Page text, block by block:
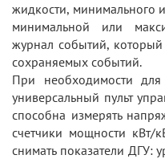
жидкости, минимального
минимальной или
журнал событий, который
сохраняемых событий.
При необходимости
универсальный пульт
способна измерять
счетчики мощности
снимать показатели ДГУ: